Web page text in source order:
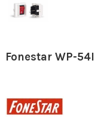
Fonestar WP-54I